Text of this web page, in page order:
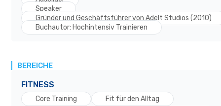
Speaker
Gründer und Geschäftsführer von Adelt Studios (2010)
Buchautor: Hochintensiv Trainieren
BEREICHE
FITNESS
Core Training
Fit für den Alltag